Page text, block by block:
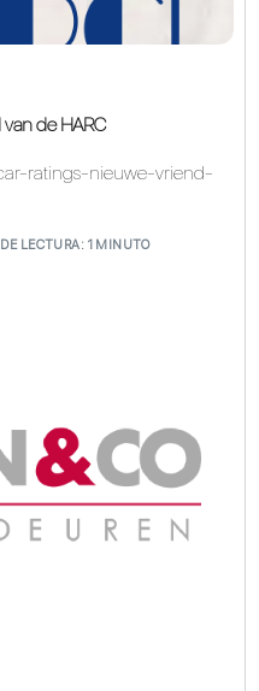
de HARC
ratings-nieuwe-vriend-
LECTURA: 1 MINUTO